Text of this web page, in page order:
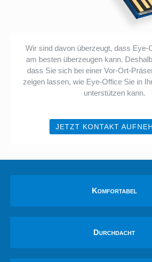
Wir sind davon überzeugt, dass Eye-
am besten überzeugen kann.
dass Sie sich bei einer Vor-Ort-
zeigen lassen, wie Eye-Office Sie in
unterstützen kann.
JETZT KONTAKT
Komfortabel
Durchdacht